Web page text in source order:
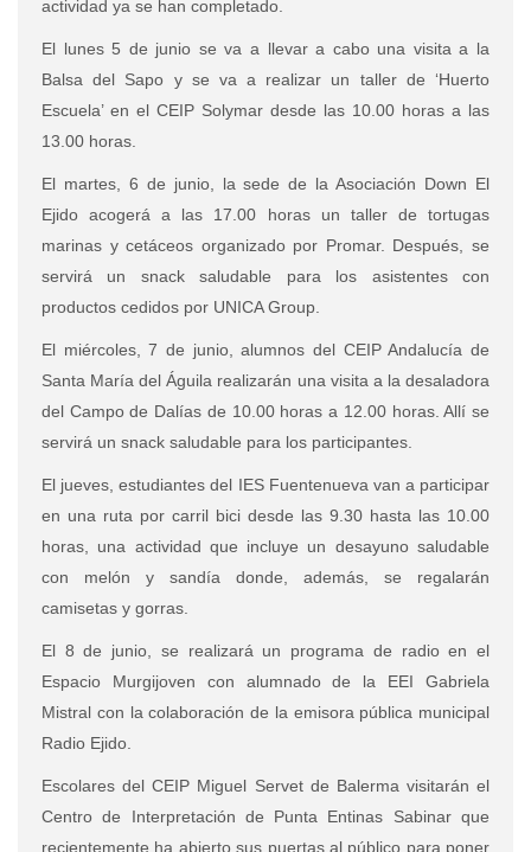
actividad ya se han completado.
El lunes 5 de junio se va a llevar a cabo una visita a la
Balsa del Sapo y se va a realizar un taller de ‘Huerto
Escuela’ en el CEIP Solymar desde las 10.00 horas a las
13.00 horas.
El martes, 6 de junio, la sede de la Asociación Down El
Ejido acogerá a las 17.00 horas un taller de tortugas
marinas y cetáceos organizado por Promar. Después, se
servirá un snack saludable para los asistentes con
productos cedidos por UNICA Group.
El miércoles, 7 de junio, alumnos del CEIP Andalucía de
Santa María del Águila realizarán una visita a la desaladora
del Campo de Dalías de 10.00 horas a 12.00 horas. Allí se
servirá un snack saludable para los participantes.
El jueves, estudiantes del IES Fuentenueva van a participar
en una ruta por carril bici desde las 9.30 hasta las 10.00
horas, una actividad que incluye un desayuno saludable
con melón y sandía donde, además, se regalarán
camisetas y gorras.
El 8 de junio, se realizará un programa de radio en el
Espacio Murgijoven con alumnado de la EEI Gabriela
Mistral con la colaboración de la emisora pública municipal
Radio Ejido.
Escolares del CEIP Miguel Servet de Balerma visitarán el
Centro de Interpretación de Punta Entinas Sabinar que
recientemente ha abierto sus puertas al público para poner